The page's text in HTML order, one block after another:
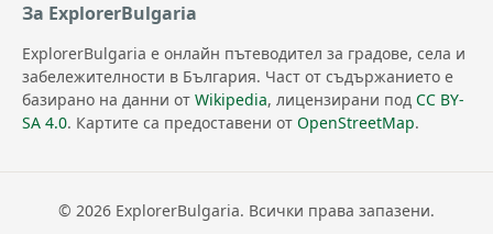
За ExplorerBulgaria
ExplorerBulgaria е онлайн пътеводител за градове, села и
забележителности в България. Част от съдържанието е
базирано на данни от Wikipedia, лицензирани под CC BY-
SA 4.0. Картите са предоставени от OpenStreetMap.
© 2026 ExplorerBulgaria. Всички права запазени.